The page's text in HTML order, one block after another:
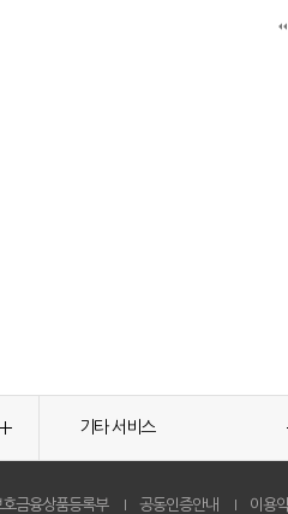
기타 서비스
호금융상품등록부 공동인증안내 이용